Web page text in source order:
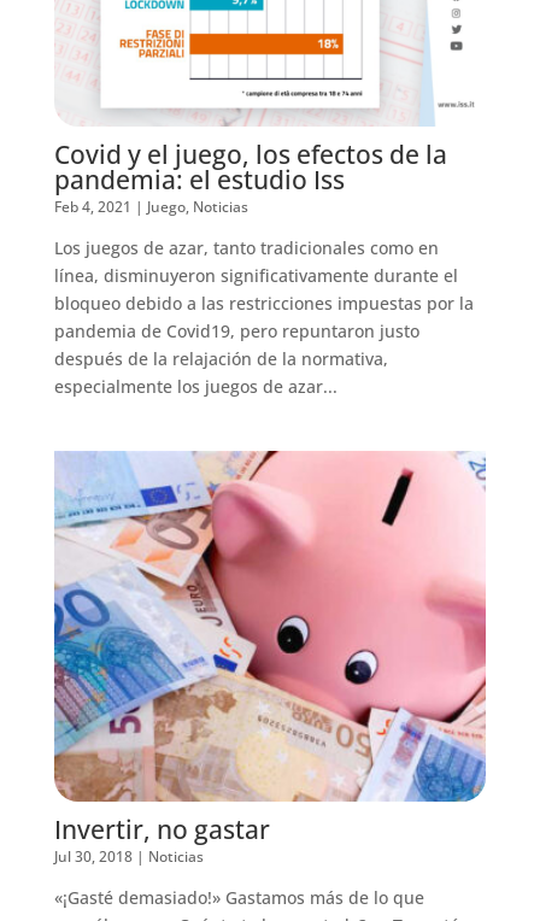
Covid y el juego, los efectos de la
pandemia: el estudio Iss
Feb 4, 2021 | Juego, Noticias
Los juegos de azar, tanto tradicionales como en
línea, disminuyeron significativamente durante el
bloqueo debido a las restricciones impuestas por la
pandemia de Covid19, pero repuntaron justo
después de la relajación de la normativa,
especialmente los juegos de azar...
Invertir, no gastar
Jul 30, 2018| Noticias
«¡Gasté demasiado!» Gastamos más de lo que